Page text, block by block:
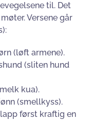
til. Det
Versene går
(løft armene).
(sliten hund
kua).
(smellkyss).
først kraftig en